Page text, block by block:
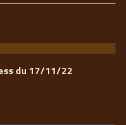
du 17/11/22